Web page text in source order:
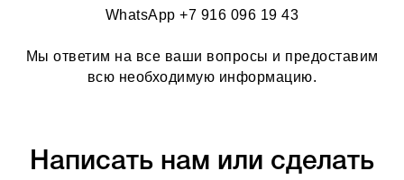
WhatsApp +7 916 096 19 43
Мы ответим на все ваши вопросы и предоставим
всю необходимую информацию.
Написать нам или сделать